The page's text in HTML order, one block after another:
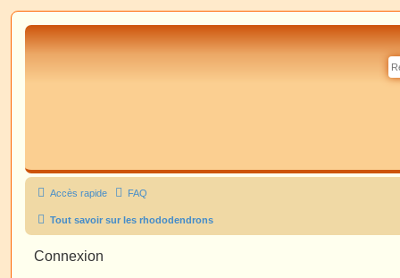
Accès rapide FAQ
Tout savoir sur les rhododendrons
Connexion